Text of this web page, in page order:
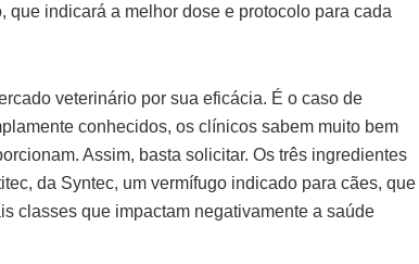
indicará a melhor dose e protocolo para cada
veterinário por sua eficácia. É o caso de
conhecidos, os clínicos sabem muito bem
Assim, basta solicitar. Os três ingredientes
da Syntec, um vermífugo indicado para cães, que
classes que impactam negativamente a saúde